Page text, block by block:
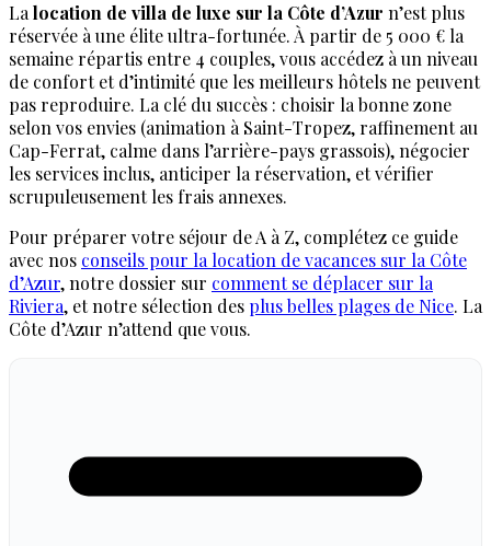
La location de villa de luxe sur la Côte d’Azur n’est plus
réservée à une élite ultra-fortunée. À partir de 5 000 € la
semaine répartis entre 4 couples, vous accédez à un niveau
de confort et d’intimité que les meilleurs hôtels ne peuvent
pas reproduire. La clé du succès : choisir la bonne zone
selon vos envies (animation à Saint-Tropez, raffinement au
Cap-Ferrat, calme dans l’arrière-pays grassois), négocier
les services inclus, anticiper la réservation, et vérifier
scrupuleusement les frais annexes.
Pour préparer votre séjour de A à Z, complétez ce guide
avec nos conseils pour la location de vacances sur la Côte
d’Azur, notre dossier sur comment se déplacer sur la
Riviera, et notre sélection des plus belles plages de Nice. La
Côte d’Azur n’attend que vous.